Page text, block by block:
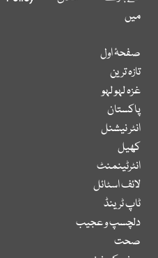
میں
صفحۂ اول
تازہ ترین
غزہ لہو لہو
پاکستان
انٹر نیشنل
کھیل
انٹرٹینمنٹ
لائف اسٹائل
ٹاپ ٹرینڈ
دلچسپ و عجیب
صحت